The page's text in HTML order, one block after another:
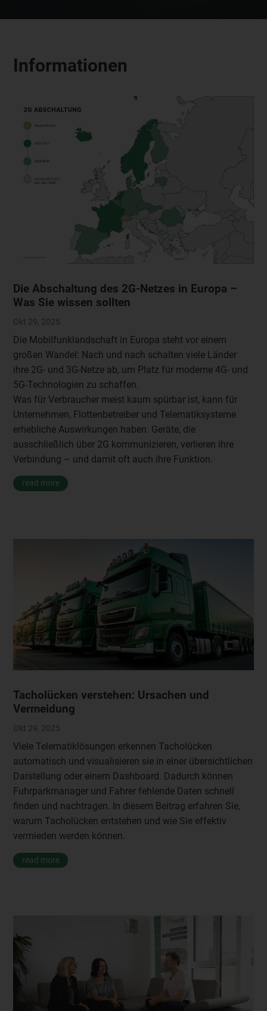
Informationen
Die Abschaltung des 2G-Netzes in Europa –
Was Sie wissen sollten
Okt 29, 2025
Die Mobilfunklandschaft in Europa steht vor einem
großen Wandel: Nach und nach schalten viele Länder
ihre 2G- und 3G-Netze ab, um Platz für moderne 4G- und
5G-Technologien zu schaffen.
Was für Verbraucher meist kaum spürbar ist, kann für
Unternehmen, Flottenbetreiber und Telematiksysteme
erhebliche Auswirkungen haben. Geräte, die
ausschließlich über 2G kommunizieren, verlieren ihre
Verbindung – und damit oft auch ihre Funktion.
read more
Tacholücken verstehen: Ursachen und
Vermeidung
Okt 29, 2025
Viele Telematiklösungen erkennen Tacholücken
automatisch und visualisieren sie in einer übersichtlichen
Darstellung oder einem Dashboard. Dadurch können
Fuhrparkmanager und Fahrer fehlende Daten schnell
finden und nachtragen. In diesem Beitrag erfahren Sie,
warum Tacholücken entstehen und wie Sie effektiv
vermieden werden können.
read more